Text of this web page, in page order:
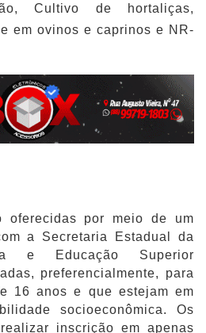
Cultivo de hortaliças,
em ovinos e caprinos e NR-
oferecidas por meio de um
a Secretaria Estadual da
e Educação Superior
preferencialmente, para
16 anos e que estejam em
socioeconômica. Os
inscrição em apenas